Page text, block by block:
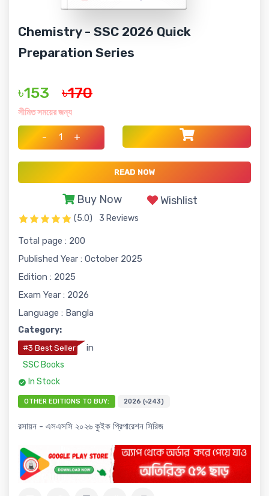
Chemistry - SSC 2026 Quick
Preparation Series
৳153 ৳170
সীমিত সময়ের জন্য
- +
READ NOW
Buy Now Wishlist
(5.0) 3 Reviews
Total page : 200
Published Year : October 2025
Edition : 2025
Exam Year : 2026
Language : Bangla
Category:
#3 Best Seller in
SSC Books
In Stock
OTHER EDITIONS TO BUY: 2026 (৳243)
রসায়ন - এসএসসি ২০২৬ কুইক প্রিপারেশন সিরিজ